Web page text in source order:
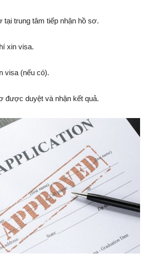
tại trung tâm tiếp nhận hồ sơ.
xin visa.
visa (nếu có).
được duyệt và nhận kết quả.